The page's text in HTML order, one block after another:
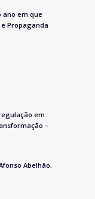
ano em que
Propaganda
em
–
Afonso Abelhão,